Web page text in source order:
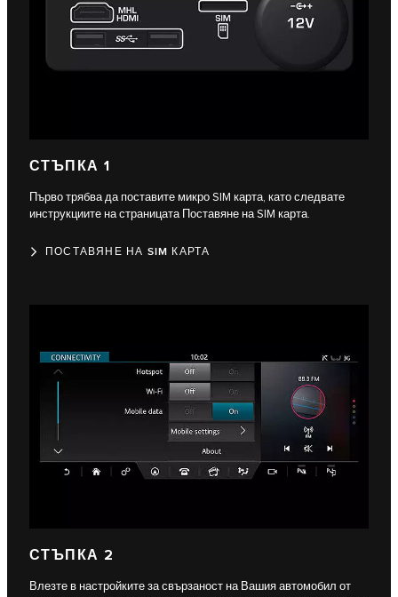
СТЪПКА 1
Първо трябва да поставите микро SIM карта, като следвате
инструкциите на страницата Поставяне на SIM карта.
ПОСТАВЯНЕ НА SIM КАРТА
СТЪПКА 2
Влезте в настройките за свързаност на Вашия автомобил от